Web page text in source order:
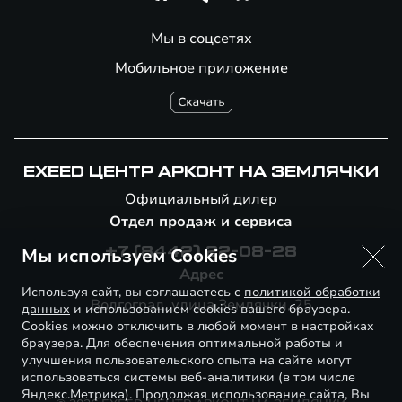
Мобильное приложение
Мы в соцсетях
EXEED ЦЕНТР АРКОНТ НА ЗЕМЛЯЧКИ
Официальный дилер
Отдел продаж и сервиса
+7 (8442) 22-08-28
Адрес
Волгоград, улица Землячки, 25
Мы используем Cookies
Используя сайт, вы соглашаетесь с политикой обработки
данных и использованием cookies вашего браузера.
Cookies можно отключить в любой момент в настройках
браузера. Для обеспечения оптимальной работы и
улучшения пользовательского опыта на сайте могут
использоваться системы веб-аналитики (в том числе
Яндекс.Метрика). Продолжая использование сайта, Вы